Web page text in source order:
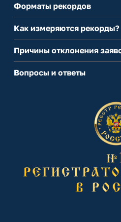
Форматы рекордов
Как измеряются рекорды?
Причины отклонения
Вопросы и ответы